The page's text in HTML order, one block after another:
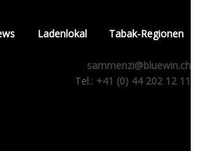
Ladenlokal Tabak-Regionen
sammenzi@bluewin.ch
Tel.: +41 (0) 44 202 12 11